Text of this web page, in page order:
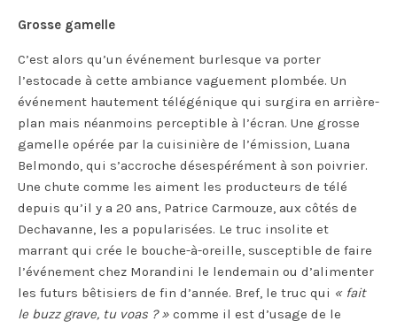
Grosse gamelle
C’est alors qu’un événement burlesque va porter
l’estocade à cette ambiance vaguement plombée. Un
événement hautement télégénique qui surgira en arrière-
plan mais néanmoins perceptible à l’écran. Une grosse
gamelle opérée par la cuisinière de l’émission, Luana
Belmondo, qui s’accroche désespérément à son poivrier.
Une chute comme les aiment les producteurs de télé
depuis qu’il y a 20 ans, Patrice Carmouze, aux côtés de
Dechavanne, les a popularisées. Le truc insolite et
marrant qui crée le bouche-à-oreille, susceptible de faire
l’événement chez Morandini le lendemain ou d’alimenter
les futurs bêtisiers de fin d’année. Bref, le truc qui « fait
le buzz grave, tu voas ? » comme il est d’usage de le